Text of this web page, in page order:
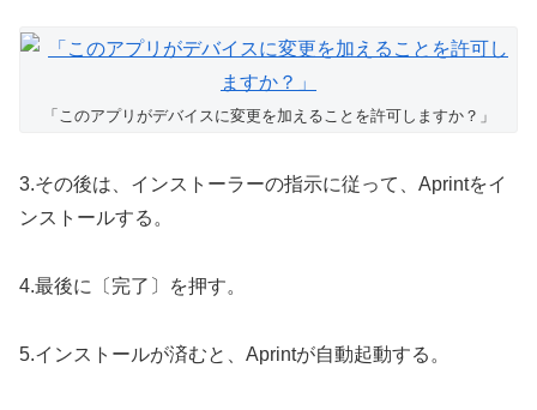
「このアプリがデバイスに変更を加えることを許可しますか？」
3.その後は、インストーラーの指示に従って、Aprintをイ
ンストールする。
4.最後に〔完了〕を押す。
5.インストールが済むと、Aprintが自動起動する。